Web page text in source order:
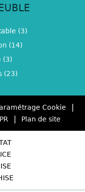
(3)
(14)
(3)
(23)
Cookie
Plan de site